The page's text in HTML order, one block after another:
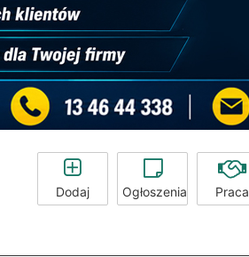
Dodaj Ogłoszenia Praca